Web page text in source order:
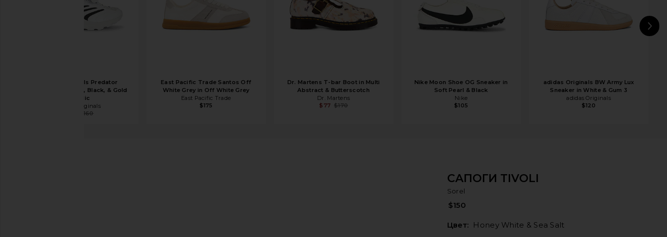
adidas Originals Predator
Megaride in White, Black, & Gold
Metallic
adidas Originals
$160
East Pacific Trade Santos Off
White Grey in Off White Grey
East Pacific Trade
$175
Dr. Martens T-bar Boot in Multi
Abstract & Butterscotch
Dr. Martens
$77 $170
Nike Moon Shoe OG Sneaker in
Soft Pearl & Black
Nike
$105
adidas Originals BW Army Lux
Sneaker in White & Gum 3
adidas Originals
$120
САПОГИ TIVOLI
Sorel
$150
Цвет: Honey White & Sea Salt